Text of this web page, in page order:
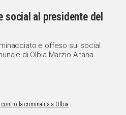
social al presidente del
e offeso sui social
di Olbia Marzio Altana